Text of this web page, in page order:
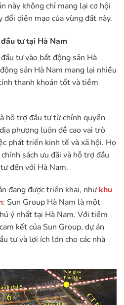
này không chỉ mang lại cơ hội
diện mạo của vùng đất này.
tư tại Hà Nam
tư vào bất động sản Hà
sản Hà Nam mang lại nhiều
thanh khoản tốt và tiềm
hỗ trợ đầu tư từ chính quyền
phương luôn đề cao vai trò
phát triển kinh tế và xã hội. Họ
sách ưu đãi và hỗ trợ đầu
đến với Hà Nam.
đang được triển khai, nhưkhu
: Sun Group Hà Nam là một
ý nhất tại Hà Nam. Với tiềm
kết của Sun Group, dự án
tư và lợi ích lớn cho các nhà